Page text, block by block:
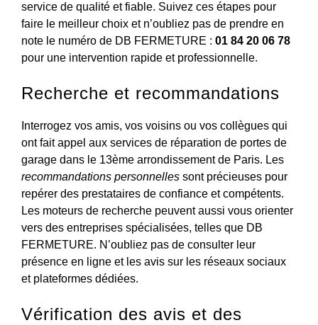
service de qualité et fiable. Suivez ces étapes pour
faire le meilleur choix et n’oubliez pas de prendre en
note le numéro de DB FERMETURE : 01 84 20 06 78
pour une intervention rapide et professionnelle.
Recherche et recommandations
Interrogez vos amis, vos voisins ou vos collègues qui
ont fait appel aux services de réparation de portes de
garage dans le 13ème arrondissement de Paris. Les
recommandations personnelles sont précieuses pour
repérer des prestataires de confiance et compétents.
Les moteurs de recherche peuvent aussi vous orienter
vers des entreprises spécialisées, telles que DB
FERMETURE. N’oubliez pas de consulter leur
présence en ligne et les avis sur les réseaux sociaux
et plateformes dédiées.
Vérification des avis et des